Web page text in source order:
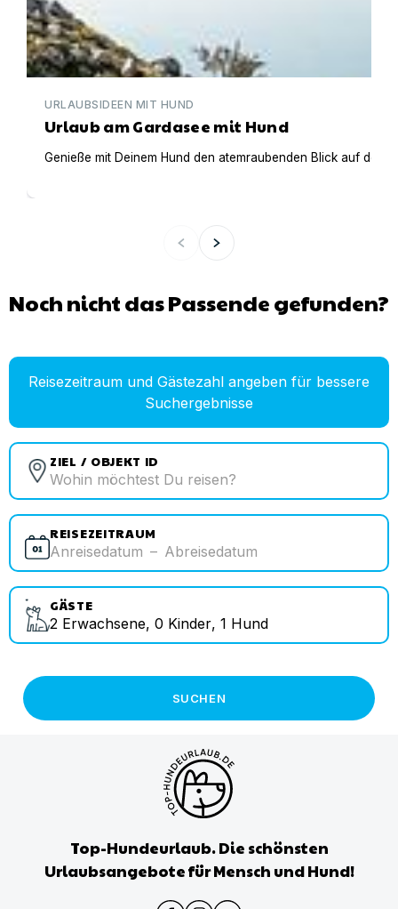
URLAUBSIDEEN MIT HUND
Urlaub am Gardasee mit Hund
Genieße mit Deinem Hund den atemraubenden Blick auf den
Noch nicht das Passende gefunden?
Reisezeitraum und Gästezahl angeben für bessere
Suchergebnisse
ZIEL / OBJEKT ID
REISEZEITRAUM
Anreisedatum – Abreisedatum
GÄSTE
2 Erwachsene, 0 Kinder, 1 Hund
SUCHEN
Top-Hundeurlaub. Die schönsten
Urlaubsangebote für Mensch und Hund!